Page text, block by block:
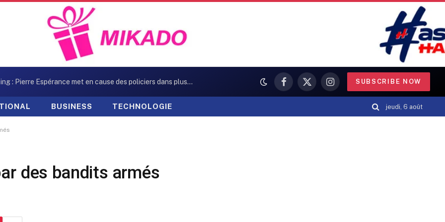
Kidnapping : Pierre Espérance met en cause des policiers dans plusieurs enlèvements
Facebook
X
(Twitter)
Instagram
SUBSCRIBE NOW
BUSINESS TECHNOLOGIE jeudi, 6 août
des bandits armés